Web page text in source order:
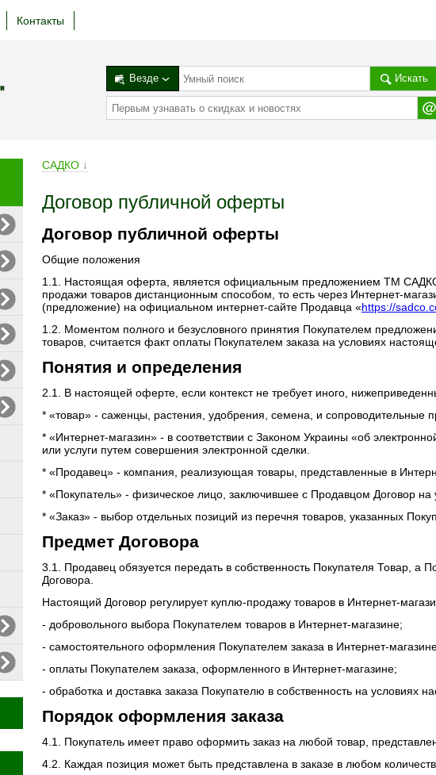
Контакты
Везде Искать
САДКО ↓
Договор публичной оферты
Договор публичной оферты
Общие положения
1.1. Настоящая оферта, является официальным предложением ТМ
продажи товаров дистанционным способом, то есть через Интернет-
(предложение) на официальном интернет-сайте Продавца «https://
1.2. Моментом полного и безусловного принятия Покупателем
товаров, считается факт оплаты Покупателем заказа на условиях
Понятия и определения
2.1. В настоящей оферте, если контекст не требует иного,
* «товар» - саженцы, растения, удобрения, семена, и сопроводительные
* «Интернет-магазин» - в соответствии с Законом Украины «об
или услуги путем совершения электронной сделки.
* «Продавец» - компания, реализующая товары, представленные в
* «Покупатель» - физическое лицо, заключившее с Продавцом Договор на
* «Заказ» - выбор отдельных позиций из перечня товаров, указанных
Предмет Договора
3.1. Продавец обязуется передать в собственность Покупателя Товар, а
Договора.
Настоящий Договор регулирует куплю-продажу товаров в Интернет-
- добровольного выбора Покупателем товаров в Интернет-магазине;
- самостоятельного оформления Покупателем заказа в Интернет-
- оплаты Покупателем заказа, оформленного в Интернет-магазине;
- обработка и доставка заказа Покупателю в собственность на условиях
Порядок оформления заказа
4.1. Покупатель имеет право оформить заказ на любой товар,
4.2. Каждая позиция может быть представлена в заказе в любом